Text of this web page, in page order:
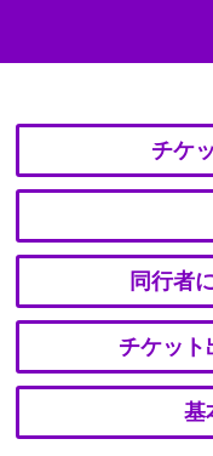
チケ
同行者
チケット
基